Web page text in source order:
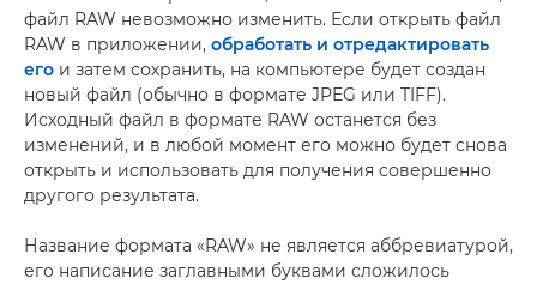
файл RAW невозможно изменить. Если открыть файл
RAW в приложении, обработать и отредактировать
его и затем сохранить, на компьютере будет создан
новый файл (обычно в формате JPEG или TIFF).
Исходный файл в формате RAW останется без
изменений, и в любой момент его можно будет снова
открыть и использовать для получения совершенно
другого результата.
Название формата «RAW» не является аббревиатурой,
его написание заглавными буквами сложилось